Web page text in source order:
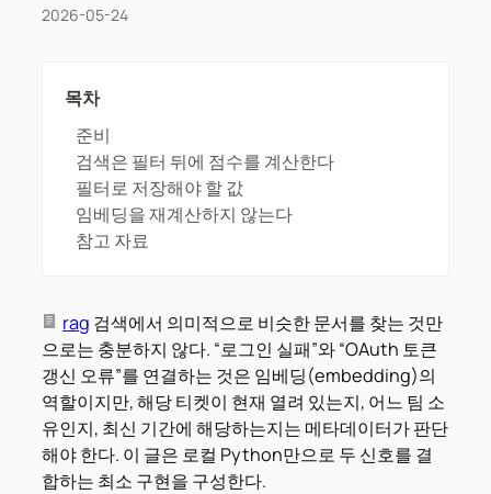
2026-05-24
목차
준비
검색은 필터 뒤에 점수를 계산한다
필터로 저장해야 할 값
임베딩을 재계산하지 않는다
참고 자료
rag 검색에서 의미적으로 비슷한 문서를 찾는 것만
으로는 충분하지 않다. “로그인 실패”와 “OAuth 토큰
갱신 오류”를 연결하는 것은 임베딩(embedding)의
역할이지만, 해당 티켓이 현재 열려 있는지, 어느 팀 소
유인지, 최신 기간에 해당하는지는 메타데이터가 판단
해야 한다. 이 글은 로컬 Python만으로 두 신호를 결
합하는 최소 구현을 구성한다.